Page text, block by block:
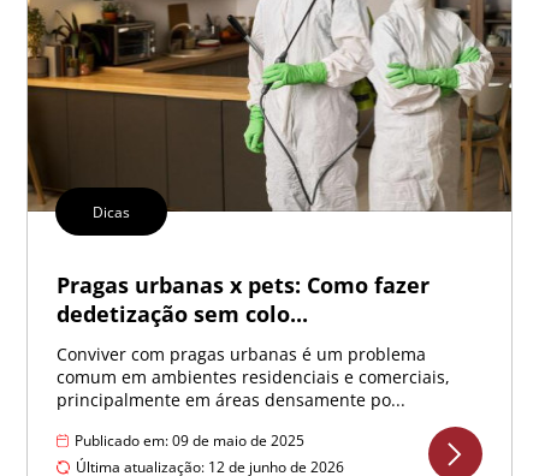
Dicas
Pragas urbanas x pets: Como fazer
dedetização sem colo...
Conviver com pragas urbanas é um problema
comum em ambientes residenciais e comerciais,
principalmente em áreas densamente po...
Publicado em: 09 de maio de 2025
Última atualização: 12 de junho de 2026